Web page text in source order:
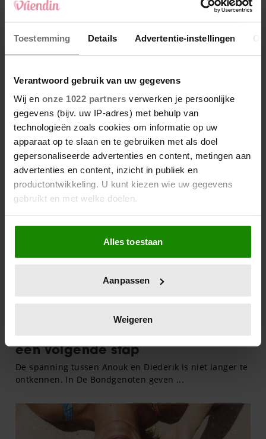
Toestemming Details Advertentie-instellingen
Verantwoord gebruik van uw gegevens
Wij en onze 1022 partners verwerken je persoonlijke
gegevens (bijv. uw IP-adres) met behulp van
technologieën zoals cookies om informatie op uw
apparaat op te slaan en te gebruiken met als doel
gepersonaliseerde advertenties en content, metingen aan
advertenties en content, inzicht in publiek en
productontwikkeling. U kunt kiezen wie uw gegevens
gebruikt en met welke doelen.
Als u het toestaat, willen we ook graag:
Informatie verzamelen over uw geografische
locatie, die tot een paar meter nauwkeurig kan zijn
scannen op specifieke eigenschappen (fingerprinting)
verwerkt en stel uw voorkeuren in het
intrekken in de Cookieverklaring.
We gebruiken cookies om content en advertenties te
personaliseren, om functies voor social media te bieden
en om ons websiteverkeer te analyseren. Ook delen we
informatie over uw gebruik van onze site met onze
partners voor social media, adverteren en analyse. Deze
Alles toestaan
Aanpassen
Weigeren